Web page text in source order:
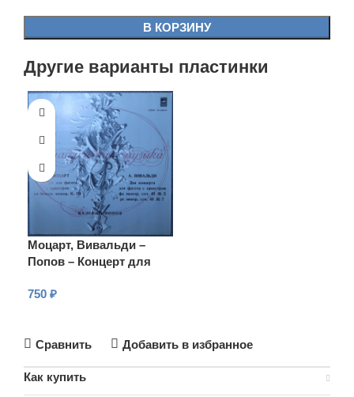
В КОРЗИНУ
Другие варианты пластинки
Моцарт, Вивальди –
Попов – Концерт для
мажор, К. 191 / Два
750 ₽
Сравнить Добавить в избранное
Как купить